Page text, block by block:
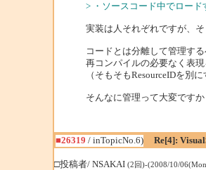
> ・ソースコード中でロード
実装は人それぞれですが、
コードとは分離して管理す
再コンパイルの必要なく表
（そもそもResourceIDを別
そんなに管理って大変です
■26319 / inTopicNo.6)
Re[4]:
□投稿者/ NSAKAI (2回)-(2008/10/